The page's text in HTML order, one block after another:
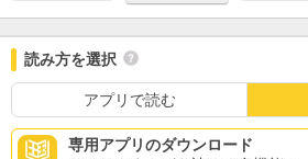
読み方を選択
アプリで読む
専用アプリのダウンロード